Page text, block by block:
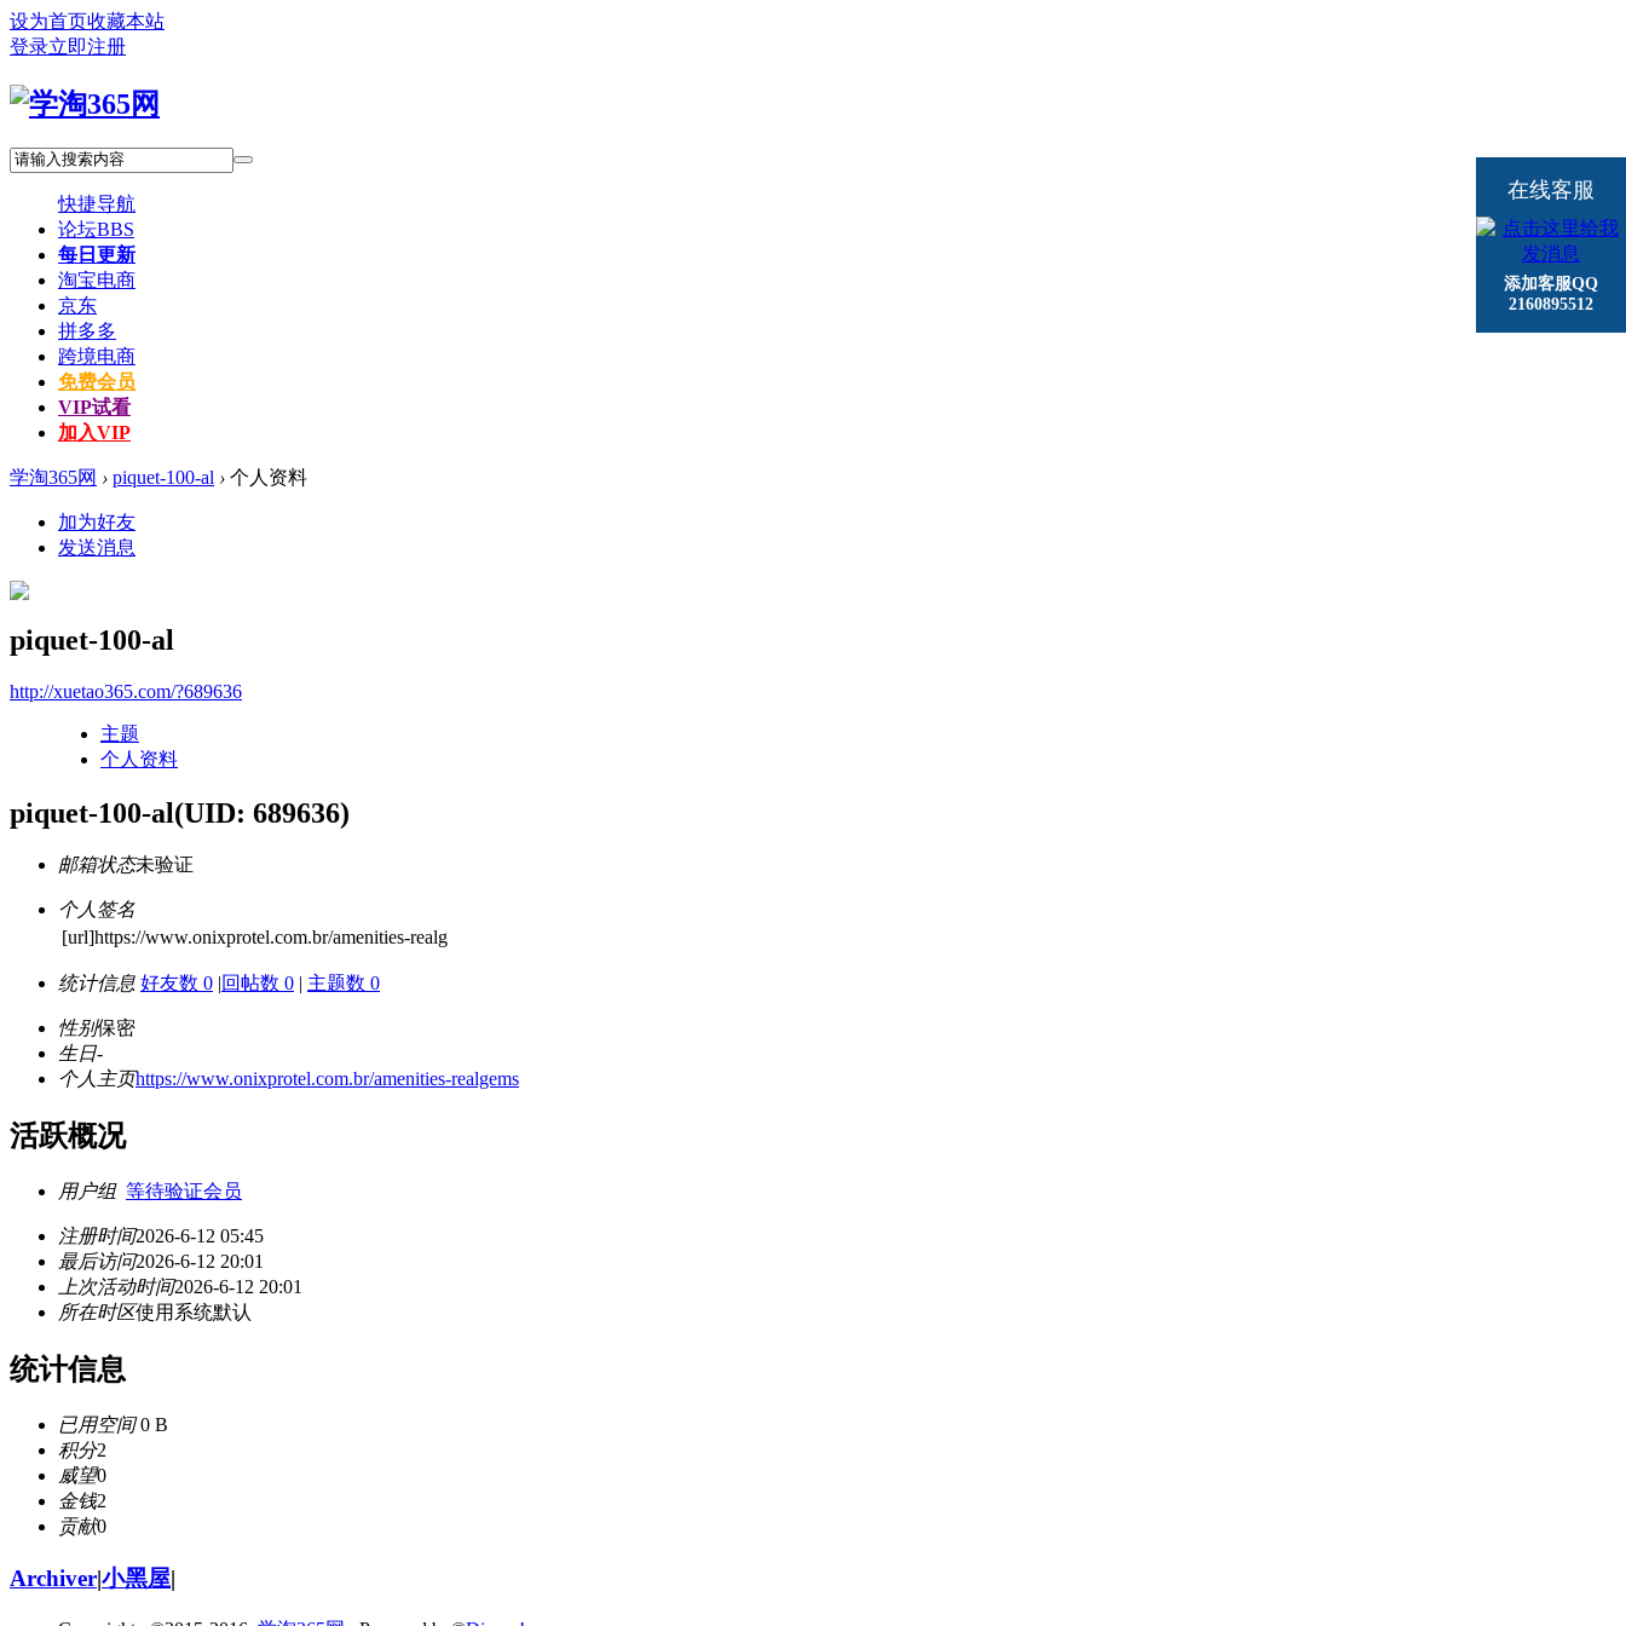
设为首页收藏本站
登录立即注册
快捷导航
论坛BBS
每日更新
淘宝电商
京东
拼多多
跨境电商
免费会员
VIP试看
加入VIP
学淘365网 › piquet-100-al › 个人资料
加为好友
发送消息
piquet-100-al
http://xuetao365.com/?689636
主题
个人资料
piquet-100-al(UID: 689636)
邮箱状态未验证
个人签名
[url]https://www.onixprotel.com.br/amenities-realg
统计信息 好友数 0 |回帖数 0 | 主题数 0
性别保密
生日-
个人主页https://www.onixprotel.com.br/amenities-realgems
活跃概况
用户组 等待验证会员
注册时间2026-6-12 05:45
最后访问2026-6-12 20:01
上次活动时间2026-6-12 20:01
所在时区使用系统默认
统计信息
已用空间0 B
积分2
威望0
金钱2
贡献0
在线客服
添加客服QQ
2160895512
Archiver|小黑屋|